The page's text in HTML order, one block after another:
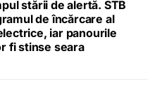
stării de alertă. STB
de încărcare al
iar panourile
fi stinse seara